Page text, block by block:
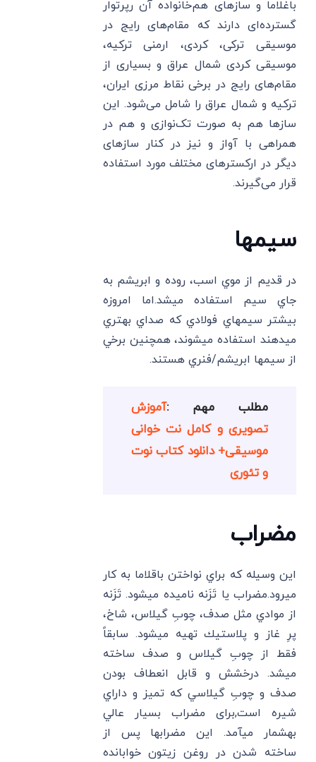
باغلاما و سازهای هم‌خانواده آن رپرتوار
گسترده‌ای دارند که مقام‌های رایج در
موسیقی ترکی، کردی، ارمنی ترکیه،
موسیقی کردی شمال عراق و بسیاری از
مقام‌های رایج در برخی نقاط مرزی ایران،
ترکیه و شمال عراق را شامل می‌شود. این
سازها هم به‌ صورت تک‌نوازی و هم در
همراهی با‌ آواز و نیز در کنار ساز‌های
دیگر در ارکستر‌های مختلف مورد استفاده
قرار می‌گیرند.
سيمها
در قديم از موي اسب، روده و ابريشم به
جاي سيم استفاده ميشد.اما امروزه
بيشتر سيمهاي فولادي كه صداي بهتري
ميدهند استفاده ميشوند، همچنين برخي
از سيمها ابريشم/فنري هستند.
مطلب مهم :آموزش
تصویری و کامل نت خوانی
موسیقی+ دانلود کتاب نوت
و تئوری
مضراب
اين وسيله كه براي نواختن باقلاما به كار
ميرود.مضراب يا تَزَنه ناميده ميشود. تَزَنه
از موادي مثل صدف، چوبِ گيلاس، شاخ،
پرِ غاز و پلاستيك تهيه ميشود. سابقاً
فقط از چوبِ گيلاس و صدف ساخته
ميشد. درخشش و قابل انعطاف بودن
صدف و چوبِ گيلاسي كه تميز و داراي
شيره است,برای مضراب بسيار عالي
بهشمار ميآمد. اين مضرابها پس از
ساخته شدن در روغن زيتون خوابانده